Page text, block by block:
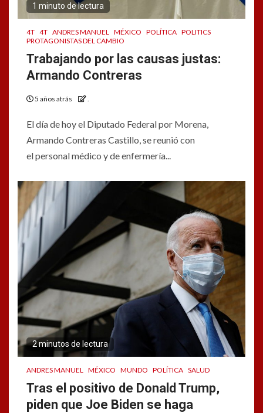
1 minuto de lectura
4T 4T ANDRES MANUEL MÉXICO POLÍTICA POLITICS
PROTAGONISTAS DEL CAMBIO
Trabajando por las causas justas:
Armando Contreras
5 años atrás .
El día de hoy el Diputado Federal por Morena,
Armando Contreras Castillo, se reunió con
el personal médico y de enfermería...
2 minutos de lectura
ANDRES MANUEL MÉXICO MUNDO POLÍTICA SALUD
Tras el positivo de Donald Trump,
piden que Joe Biden se haga